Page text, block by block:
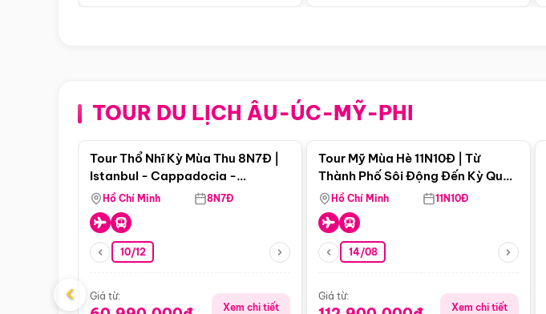
TOUR DU LỊCH ÂU-ÚC-MỸ-PHI
Điểm nổi bật
Tour Thổ Nhĩ Kỳ Mùa Thu 8N7Đ |
Istanbul - Cappadocia -
Pamukkale
Hồ Chí Minh 8N7Đ
10/12
Giá từ:
Xem chi tiết
Tour Mỹ Mùa Hè 11N10Đ | Từ
Thành Phố Sôi Động Đến Kỳ Quan
Thiên Nhiên Mỹ
Hồ Chí Minh 11N10Đ
14/08
Giá từ:
Xem chi tiết
‹